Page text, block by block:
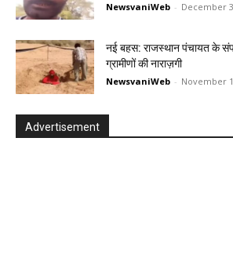
NewsvaniWeb - December
नई बहस: राजस्थान पंचायत के
ग्रामीणों की नाराज़गी
NewsvaniWeb - November
Advertisement